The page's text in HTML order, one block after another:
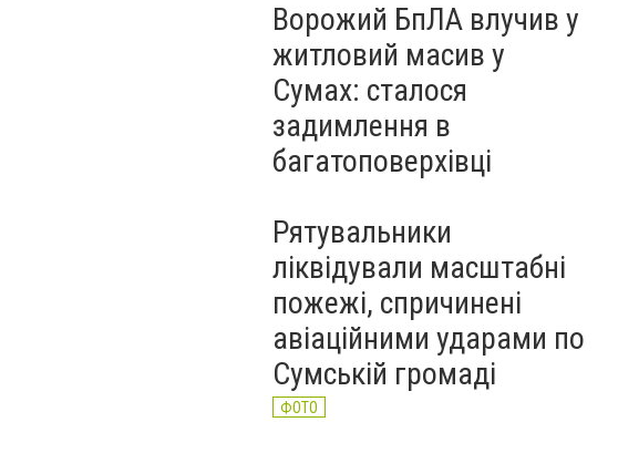
Ворожий БпЛА влучив у
житловий масив у
Сумах: сталося
задимлення в
багатоповерхівці
Рятувальники
ліквідували масштабні
пожежі, спричинені
авіаційними ударами по
Сумській громаді
ФОТО